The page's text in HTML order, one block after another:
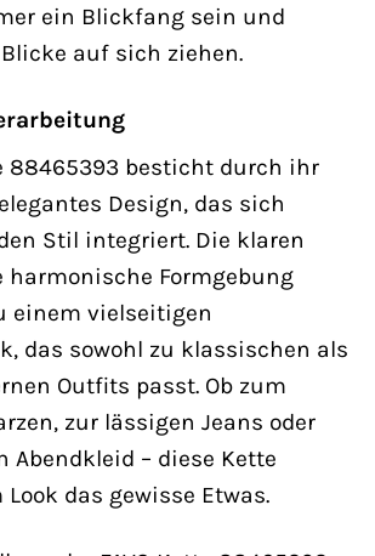
ein Blickfang sein und
auf sich ziehen.
88465393 besticht durch ihr
Design, das sich
Stil integriert. Die klaren
harmonische Formgebung
einem vielseitigen
das sowohl zu klassischen als
Outfits passt. Ob zum
zur lässigen Jeans oder
Abendkleid – diese Kette
das gewisse Etwas.